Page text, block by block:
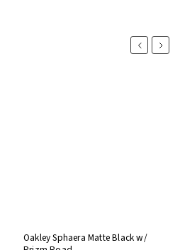
Previous
Oakley Sphaera Matte Black w/
Next